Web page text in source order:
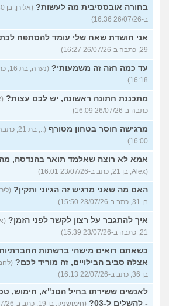
בחורה אובססיבית מה לעשות?
ב-26/07/26 16:36)
אני חושדת שאח שלי עומד להסתפח לכת
29, כתבה ב-26/07/26 16:27)
עד כמה חזה זה משמעותי?
16:18)
מתכננת חתונה ראשונה, יש לכם עצות?
כתבה ב-26/07/26 16:09)
מרגישה חוסר בטחון מטורף
16:00)
אמא לא רוצה שאלמד תואר בהנדסה,
(Alex, בן 21, כתב ב-23/07/26 16:01)
האם מה שאני מרגיש זה הגיוני ותקין?
בן 31, כתב ב-23/07/26 15:50)
איך להתגבר על רצון לקשר לפני הזמן?
21, כתבה ב-23/07/26 15:39)
כשאתם רואים מישהי ברשתות
אצלה סביב הבילויים, זה מוריד לכם?
בן 36, כתב ב-22/07/26 16:13)
לאנשים ששירתו בחיל הטנ"א, חימוש,
- להשלים ל-03?
(חימושניק, בן 19, כתב ב-22/07/26 16:04)